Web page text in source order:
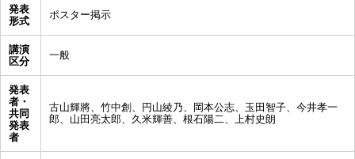
発表
形式
ポスター掲示
講演
区分
一般
発表
者・
共同
発表
者
古山輝將、竹中創、円山綾乃、岡本公志、玉田智子、今井孝一
郎、山田亮太郎、久米輝善、根石陽二、上村史朗